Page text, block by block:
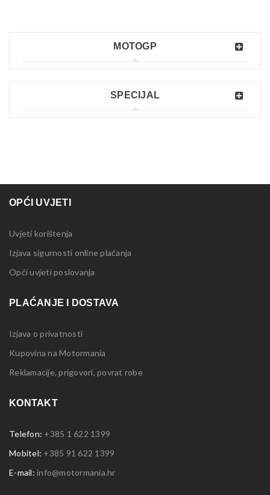
MOTOGP
SPECIJAL
OPĆI UVJETI
Uvjeti korištenja
Izjava sigurnosti online plaćanja
Opći uvjeti poslovanja
PLAĆANJE I DOSTAVA
Izjava o privatnosti
Kupovina na Motormania
Reklamacije, prigovori, povrat robe
KONTAKT
Telefon: +385 1 622 1399
Mobitel: +385 91 622 1399
E-mail: info@motormania.hr